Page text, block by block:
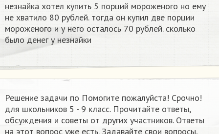
незнайка хотел купить 5 порций мороженого но ему
не хватило 80 рублей. тогда он купил две порции
мороженого и у него осталось 70 рублей. сколько
было денег у незнайки
Решение задачи по Помогите пожалуйста! Срочно!
для школьников 5 - 9 класс. Прочитайте ответы,
обсуждения и советы от других участников. Ответы
на этот вопрос уже есть. Задавайте свои вопросы,